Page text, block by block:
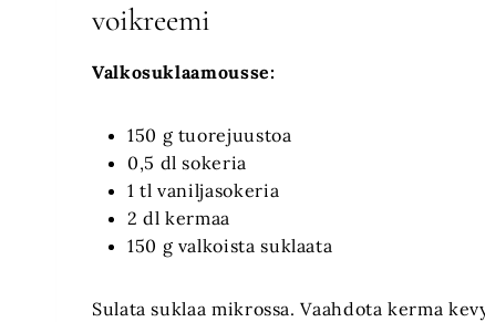
voikreemi
Valkosuklaamousse:
150 g tuorejuustoa
0,5 dl sokeria
1 tl vaniljasokeria
2 dl kermaa
150 g valkoista suklaata
Sulata suklaa mikrossa. Vaahdota kerma